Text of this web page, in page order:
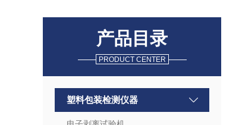
产品目录
PRODUCT CENTER
塑料包装检测仪器